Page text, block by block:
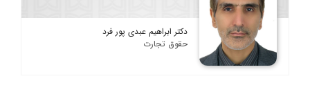
دکتر ابراهیم عبدی پور فرد
حقوق تجارت